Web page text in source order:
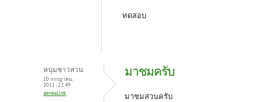
ทดสอบ
หนุ่มชาวสวน
10 กรกฎาคม,
2011 - 22:49
permalink
มาชมครับ
มาชมสวนครับ